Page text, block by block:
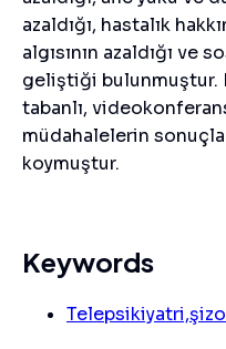
azaldığı, hastalık
algısının azaldığı ve
geliştiği bulunmuştur.
tabanlı,
müdahalelerin
koymuştur.
Keywords